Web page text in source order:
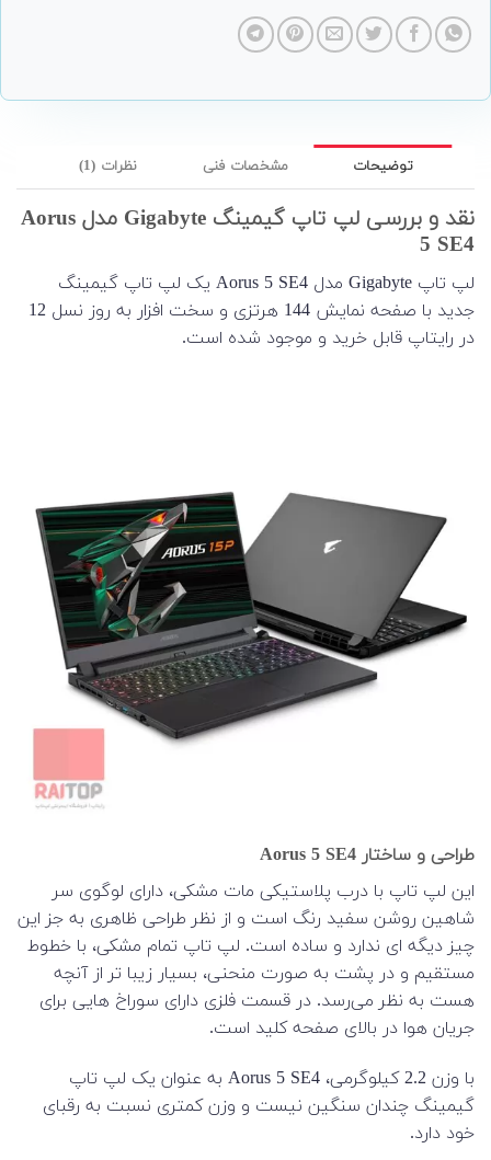
توضیحات مشخصات فنی نظرات (1)
نقد و بررسی لپ تاپ گیمینگ Gigabyte مدل Aorus
5 SE4
لپ تاپ Gigabyte مدل Aorus 5 SE4 یک لپ تاپ گیمینگ
جدید با صفحه نمایش 144 هرتزی و سخت افزار به روز نسل 12
در رایتاپ قابل خرید و موجود شده است.
طراحی و ساختار Aorus 5 SE4
این لپ تاپ با درب پلاستیکی مات مشکی، دارای لوگوی سر
شاهین روشن سفید رنگ است و از نظر طراحی ظاهری به جز این
چیز دیگه ای ندارد و ساده است. لپ تاپ تمام مشکی، با خطوط
مستقیم و در پشت به صورت منحنی، بسیار زیبا تر از آنچه
هست به نظر می‌رسد. در قسمت فلزی دارای سوراخ هایی برای
جریان هوا در بالای صفحه کلید است.
با وزن 2.2 کیلوگرمی، Aorus 5 SE4 به عنوان یک لپ تاپ
گیمینگ چندان سنگین نیست و وزن کمتری نسبت به رقبای
خود دارد.